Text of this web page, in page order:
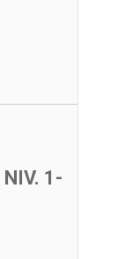
NIV. 1-